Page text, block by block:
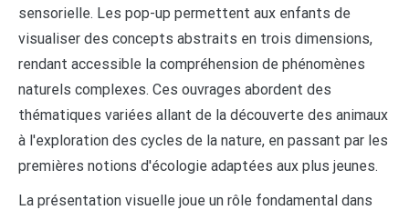
sensorielle. Les pop-up permettent aux enfants de
visualiser des concepts abstraits en trois dimensions,
rendant accessible la compréhension de phénomènes
naturels complexes. Ces ouvrages abordent des
thématiques variées allant de la découverte des animaux
à l'exploration des cycles de la nature, en passant par les
premières notions d'écologie adaptées aux plus jeunes.
La présentation visuelle joue un rôle fondamental dans